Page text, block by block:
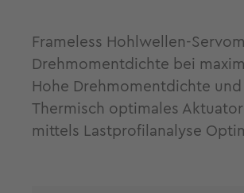
Frameless Hohlwellen-
Drehmomentdichte bei
Hohe Drehmomentdichte
Thermisch optimales
mittels Lastprofilanalyse